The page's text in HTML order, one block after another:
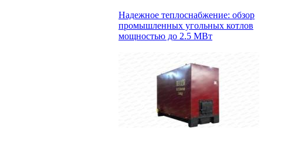
Надежное теплоснабжение: обзор
промышленных угольных котлов
мощностью до 2.5 МВт